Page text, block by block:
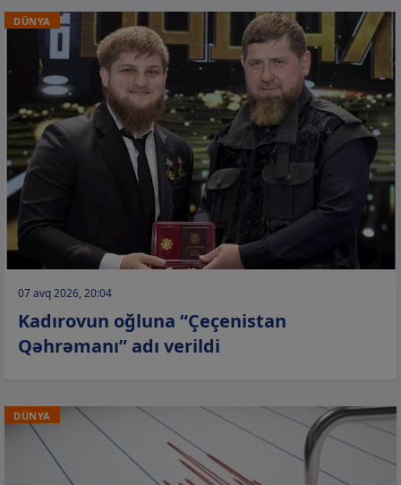
DÜNYA
07 avq 2026, 20:04
Kadırovun oğluna “Çeçenistan
Qəhrəmanı” adı verildi
DÜNYA